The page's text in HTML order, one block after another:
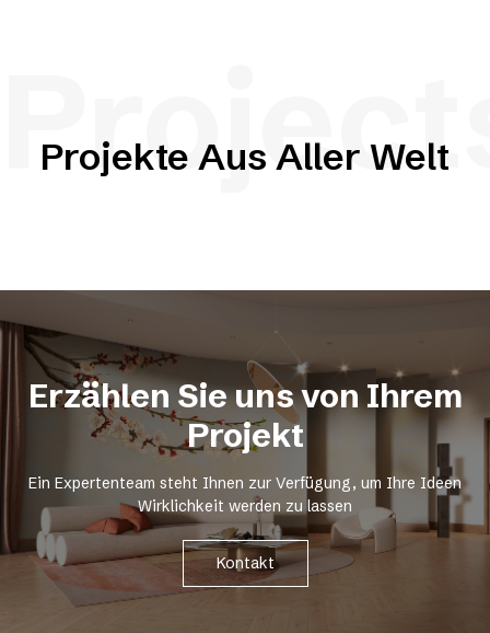
Projekte Aus Aller Welt
Erzählen Sie uns von Ihrem
Projekt
Ein Expertenteam steht Ihnen zur Verfügung, um Ihre Ideen
Wirklichkeit werden zu lassen
Kontakt